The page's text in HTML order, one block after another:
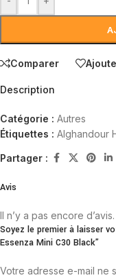
Comparer
Description
Catégorie : Autres
Étiquettes : Alghandour
Partager :
Avis
Il n’y a pas encore d’avis.
Soyez le premier à laisser
Essenza Mini C30 Black”
Votre adresse e-mail ne